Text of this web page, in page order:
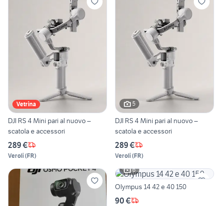
Vetrina
DJI RS 4 Mini pari al nuovo –
scatola e accessori
289 €
Veroli(FR)
5
DJI RS 4 Mini pari al nuovo –
scatola e accessori
289 €
Veroli(FR)
6
Olympus 14 42 e 40 150
90 €